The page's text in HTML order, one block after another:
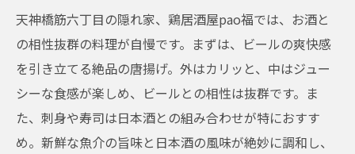
天神橋筋六丁目の隠れ家、鶏居酒屋pao福では、お酒と
の相性抜群の料理が自慢です。まずは、ビールの爽快感
を引き立てる絶品の唐揚げ。外はカリッと、中はジュー
シーな食感が楽しめ、ビールとの相性は抜群です。ま
た、刺身や寿司は日本酒との組み合わせが特におすす
め。新鮮な魚介の旨味と日本酒の風味が絶妙に調和し、